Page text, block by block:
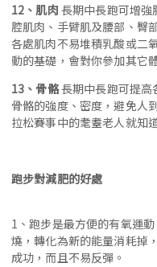
12、肌肉 長期中長跑可增
腔肌肉、手臂肌及腰部、臀
各處肌肉不易堆積乳酸或二
動的基礎，會對你參加其它
13、骨骼長期中長跑可提高
骨骼的強度、密度，避免人
拉松賽事中的耄耋老人就知
跑步對減肥的好處
1、跑步是最方便的有氧運
燒，轉化為新的能量消耗掉
成功，而且不易反彈。